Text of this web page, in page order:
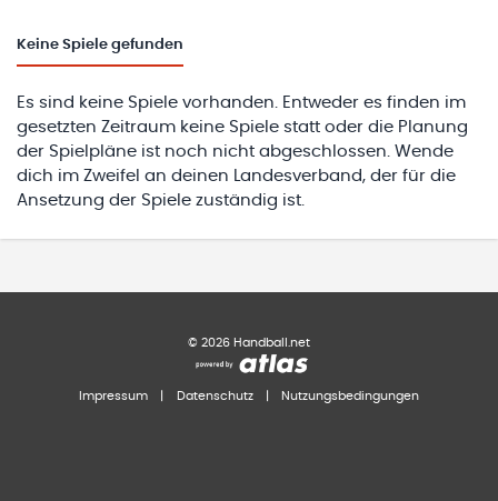
Keine Spiele gefunden
Es sind keine Spiele vorhanden. Entweder es finden im
gesetzten Zeitraum keine Spiele statt oder die Planung
der Spielpläne ist noch nicht abgeschlossen. Wende
dich im Zweifel an deinen Landesverband, der für die
Ansetzung der Spiele zuständig ist.
© 2026 Handball.net
Impressum Datenschutz Nutzungsbedingungen